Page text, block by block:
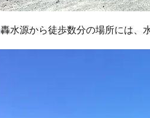
轟水源から徒歩数分の場所には、